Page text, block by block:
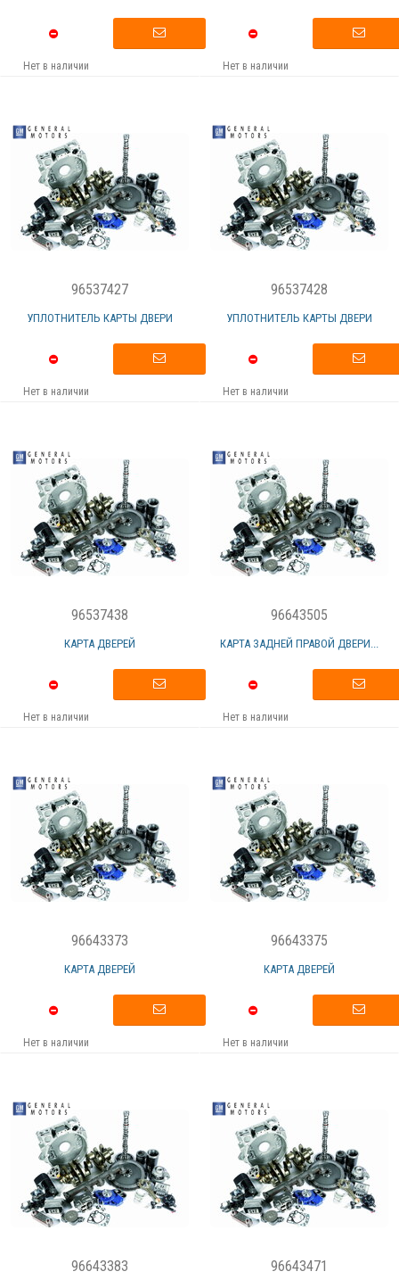
Нет в наличии Нет в наличии
96537427
УПЛОТНИТЕЛЬ КАРТЫ ДВЕРИ
Нет в наличии
96537428
УПЛОТНИТЕЛЬ КАРТЫ ДВЕРИ
Нет в наличии
96537438
КАРТА ДВЕРЕЙ
Нет в наличии
96643505
КАРТА ЗАДНЕЙ ПРАВОЙ ДВЕРИ...
Нет в наличии
96643373
КАРТА ДВЕРЕЙ
Нет в наличии
96643375
КАРТА ДВЕРЕЙ
Нет в наличии
96643383 96643471